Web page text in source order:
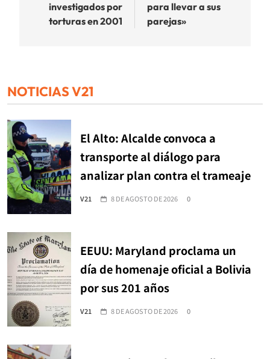
investigados por
torturas en 2001
para llevar a sus
parejas»
NOTICIAS V21
El Alto: Alcalde convoca a
transporte al diálogo para
analizar plan contra el trameaje
V21 8 DE AGOSTO DE 2026 0
EEUU: Maryland proclama un
día de homenaje oficial a Bolivia
por sus 201 años
V21 8 DE AGOSTO DE 2026 0